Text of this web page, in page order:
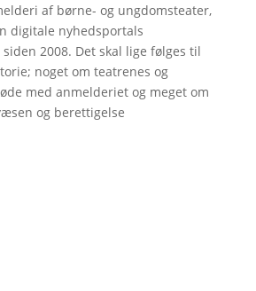
af børne- og ungdomsteater,
digitale nyhedsportals
2008. Det skal lige følges til
noget om teatrenes og
med anmelderiet og meget om
og berettigelse